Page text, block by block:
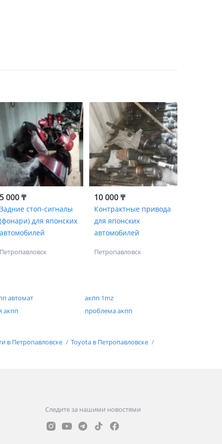
5 000 ₸
Задние стоп-сигналы
(фонари) для японских
автомобилей
Петропавловск
10 000 ₸
Контрактные привода
для японских
автомобилей
Петропавловск
автомат
акпп 1mz
акпп
проблема акпп
в Петропавловске Toyota в Петропавловске
Следите за нашими новостями